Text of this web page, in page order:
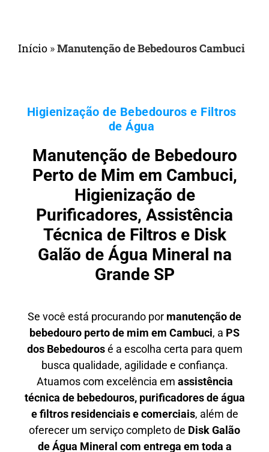
Início »Manutenção de Bebedouros Cambuci
Higienização de Bebedouros e Filtros
de Água
Manutenção de Bebedouro
Perto de Mim em Cambuci,
Higienização de
Purificadores, Assistência
Técnica de Filtros e Disk
Galão de Água Mineral na
Grande SP
Se você está procurando por manutenção de
bebedouro perto de mim em Cambuci, a PS
dos Bebedourosé a escolha certa para quem
busca qualidade, agilidade e confiança.
Atuamos com excelência em assistência
técnica de bebedouros, purificadores de água
e filtros residenciais e comerciais, além de
oferecer um serviço completo de Disk Galão
de Água Mineral com entrega em toda a